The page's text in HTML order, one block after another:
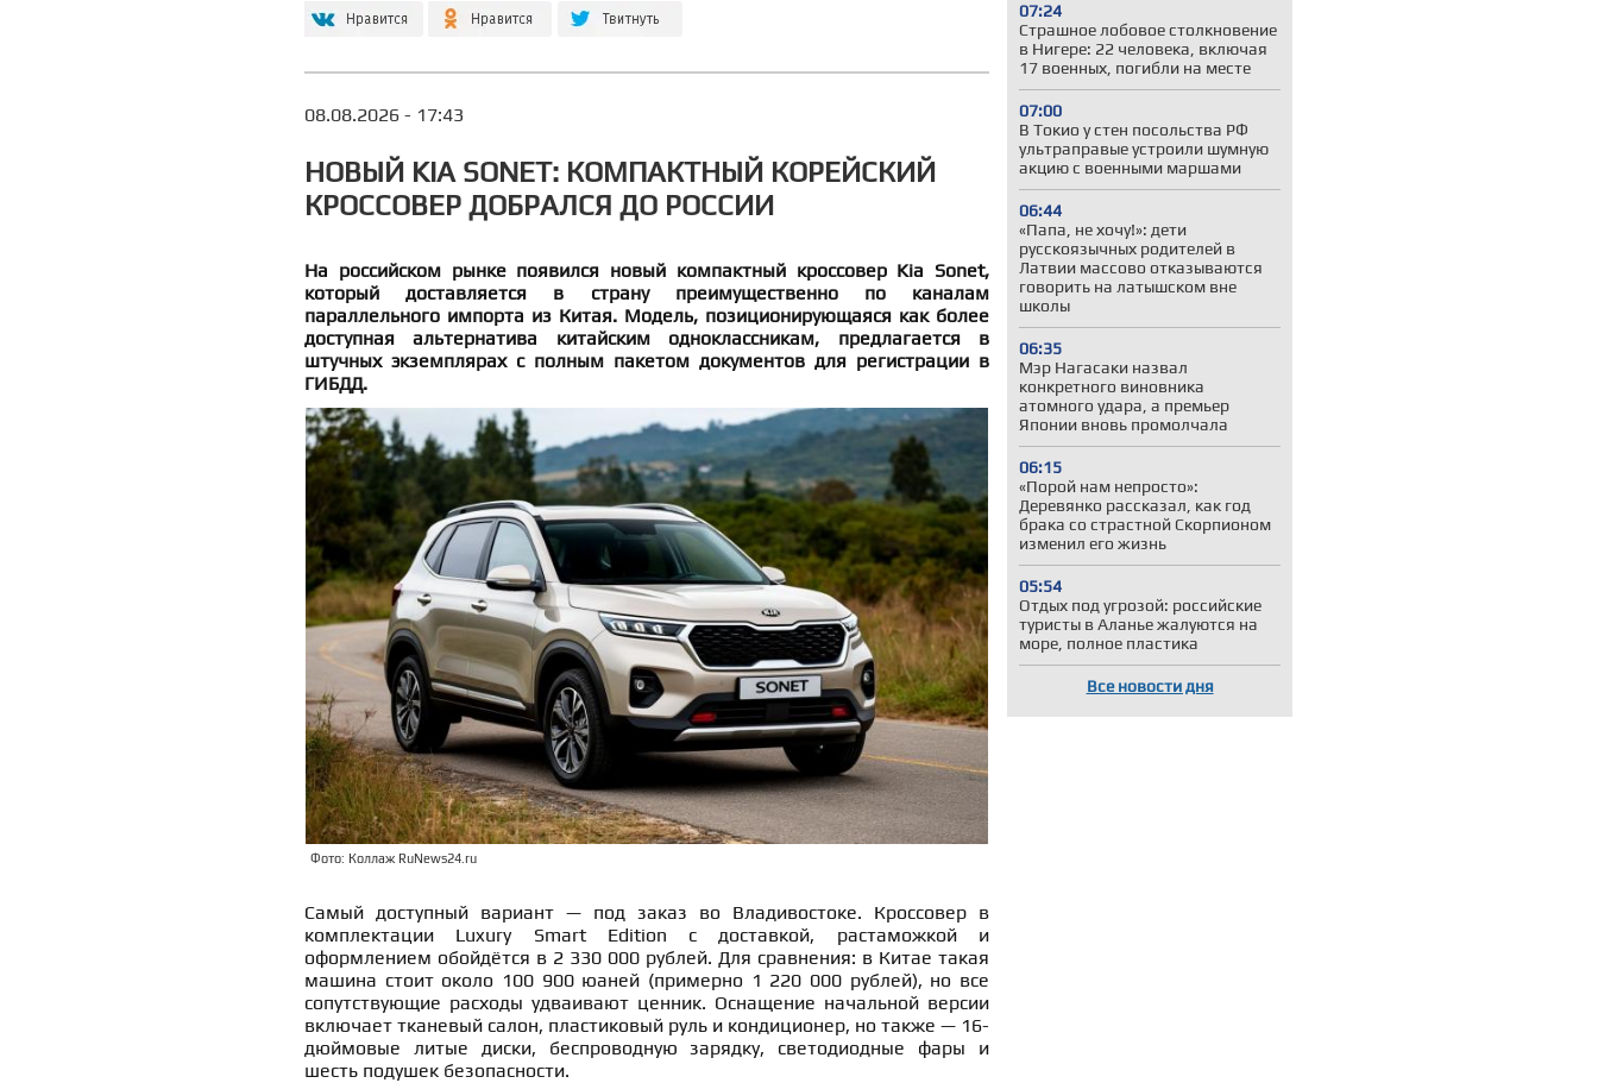
07:24
Страшное лобовое столкновение
в Нигере: 22 человека, включая
17 военных, погибли на месте
07:00
В Токио у стен посольства РФ
ультраправые устроили шумную
акцию с военными маршами
06:44
«Папа, не хочу!»: дети
русскоязычных родителей в
Латвии массово отказываются
говорить на латышском вне
школы
06:35
Мэр Нагасаки назвал
конкретного виновника
атомного удара, а премьер
Японии вновь промолчала
06:15
«Порой нам непросто»:
Деревянко рассказал, как год
брака со страстной Скорпионом
изменил его жизнь
05:54
Отдых под угрозой: российские
туристы в Аланье жалуются на
море, полное пластика
Все новости дня
08.08.2026 - 17:43
НОВЫЙ KIA SONET: КОМПАКТНЫЙ КОРЕЙСКИЙ
КРОССОВЕР ДОБРАЛСЯ ДО РОССИИ
На российском рынке появился новый компактный кроссовер Kia Sonet,
который доставляется в страну преимущественно по каналам
параллельного импорта из Китая. Модель, позиционирующаяся как более
доступная альтернатива китайским одноклассникам, предлагается в
штучных экземплярах с полным пакетом документов для регистрации в
ГИБДД.
Фото: Коллаж RuNews24.ru
Самый доступный вариант — под заказ во Владивостоке. Кроссовер в
комплектации Luxury Smart Edition с доставкой, растаможкой и
оформлением обойдётся в 2 330 000 рублей. Для сравнения: в Китае такая
машина стоит около 100 900 юаней (примерно 1 220 000 рублей), но все
сопутствующие расходы удваивают ценник. Оснащение начальной версии
включает тканевый салон, пластиковый руль и кондиционер, но также — 16-
дюймовые литые диски, беспроводную зарядку, светодиодные фары и
шесть подушек безопасности.